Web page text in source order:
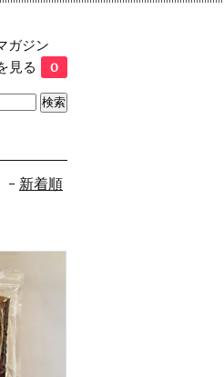
ガジン
見る 0
- 新着順